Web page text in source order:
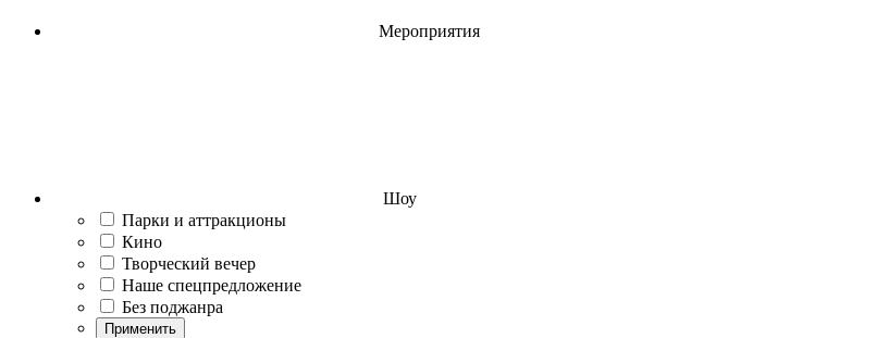
Мероприятия
Шоу
Парки и аттракционы
Кино
Творческий вечер
Наше спецпредложение
Без поджанра
Применить